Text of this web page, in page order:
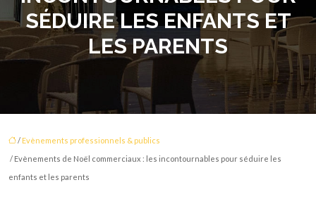
SÉDUIRE LES ENFANTS ET
LES PARENTS
/ Evènements professionnels & publics
/ Evènements de Noël commerciaux : les incontournables pour séduire les
enfants et les parents